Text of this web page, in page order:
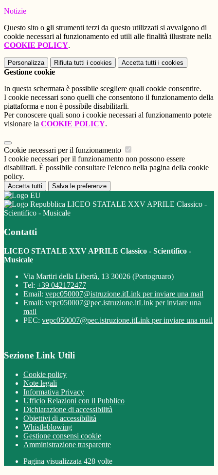
Notizie
Questo sito o gli strumenti terzi da questo utilizzati si avvalgono di
cookie necessari al funzionamento ed utili alle finalità illustrate nella
COOKIE POLICY.
Personalizza Rifiuta tutti i cookies Accetta tutti i cookies
Gestione cookie
In questa schermata è possibile scegliere quali cookie consentire.
I cookie necessari sono quelli che consentono il funzionamento della
piattaforma e non è possibile disabilitarli.
Per conoscere quali sono i cookie necessari al funzionamento potete
visionare la COOKIE POLICY.
Cookie necessari per il funzionamento
I cookie necessari per il funzionamento non possono essere
disabilitati. È possibile consultare l'elenco nella pagina della cookie
policy.
Accetta tutti Salva le preferenze
LICEO STATALE XXV APRILE Classico -
Scientifico - Musicale
Contatti
LICEO STATALE XXV APRILE Classico - Scientifico -
Musicale
Via Martiri della Libertà, 13 30026 (Portogruaro)
Tel: +39 042172477
Email: vepc050007@istruzione.itLink per inviare una mail
Email: vepc050007@pec.istruzione.itLink per inviare una
mail
PEC: vepc050007@pec.istruzione.itLink per inviare una mail
Sezione Link Utili
Cookie policy
Note legali
Informativa Privacy
Ufficio Relazioni con il Pubblico
Dichiarazione di accessibilità
Obiettivi di accessibilità
Whistleblowing
Gestione consensi cookie
Amministrazione trasparente
Pagina visualizzata 428 volte